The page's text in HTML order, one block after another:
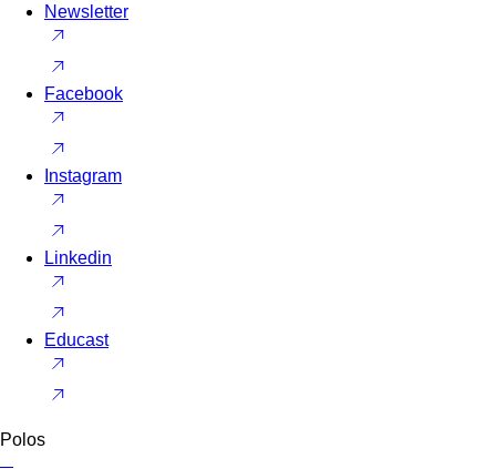
Newsletter
Facebook
Instagram
Linkedin
Educast
Polos